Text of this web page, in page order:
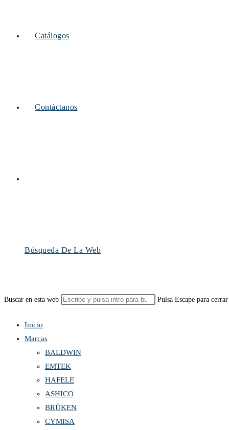
Catálogos
Contáctanos
Búsqueda De La Web
Buscar en esta web Pulsa Escape para
Inicio
Marcas
BALDWIN
EMTEK
HAFELE
ASHICO
BRÜKEN
CYMISA